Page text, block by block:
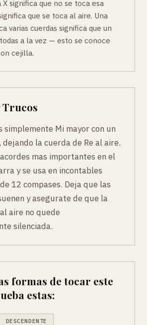
X significa que no se toca esa
que se toca al aire. Una
varias cuerdas significa que un
a la vez — esto se conoce
cejilla.
Trucos
simplemente Mi mayor con un
la cuerda de Re al aire.
mas importantes en el
y se usa en incontables
12 compases. Deja que las
y asegurate de que la
aire no quede
silenciada.
formas de tocar este
estas:
DESCENDENTE